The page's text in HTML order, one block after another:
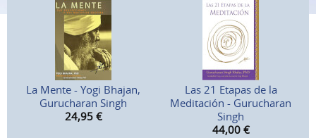
La Mente - Yogi Bhajan,
Gurucharan Singh
24,95 €
Las 21 Etapas de la
Meditación - Gurucharan
Singh
44,00 €